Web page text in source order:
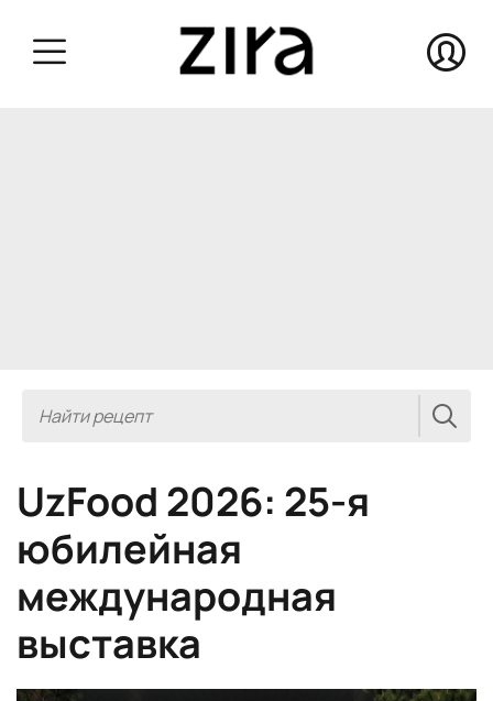
UzFood 2026: 25-я
юбилейная
международная
выставка